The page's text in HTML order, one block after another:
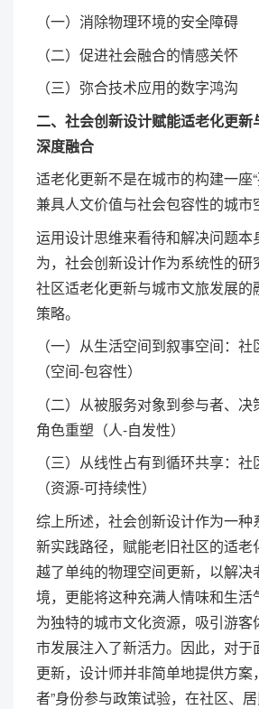
（一）消除物理环境的安全障碍
（二）促进社会融合的情感关怀
（三）弥合技术应用的数字鸿沟
二、社会创新设计赋能适老化更
深度融合
适老化更新不是在城市的构建一座
兼具人文价值与社会包容性的城市
运用设计思维来看待和解决问题本
为，社会创新设计作为系统性的研
社区适老化更新与城市文旅发展的
策略。
（一）从生活空间到叙事空间：
（空间-包容性）
（二）从被服务对象到参与者、
角色重塑（人-自发性）
（三）从线性占有到循环共享：
（资源-可持续性）
综上所述，社会创新设计作为一种
新实践路径，赋能老旧社区的适老
越了单纯的物理空间更新，以解决
境，更能将这种充满人情味和生活
为独特的城市文化资源，吸引游
市发展注入了新活力。因此，对于
更新，设计师并非简单地提供方案
者”身份参与政策试验，在社区、